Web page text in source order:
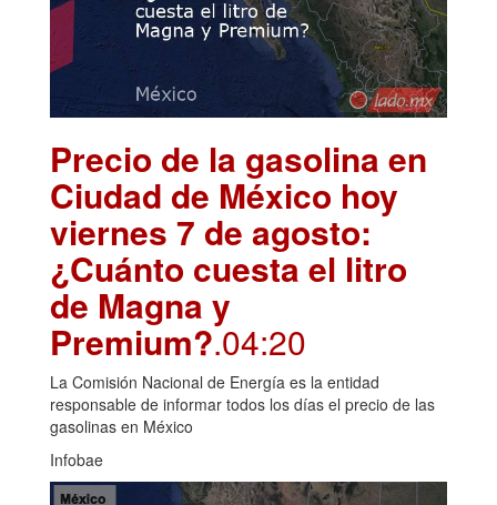
Precio de la gasolina en
Ciudad de México hoy
viernes 7 de agosto:
¿Cuánto cuesta el litro
de Magna y
Premium?.04:20
La Comisión Nacional de Energía es la entidad
responsable de informar todos los días el precio de las
gasolinas en México
Infobae